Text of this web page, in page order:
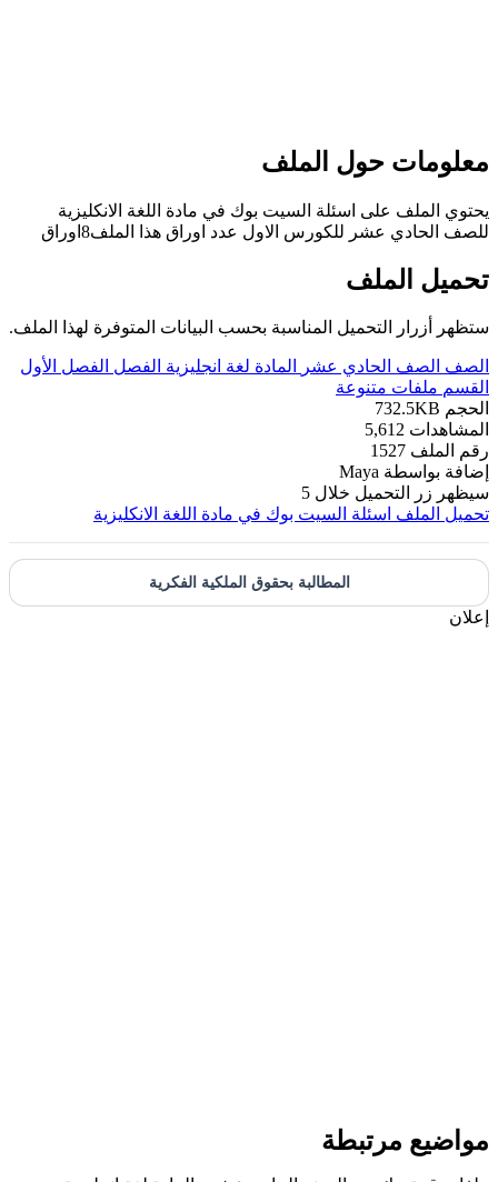
حول الملف
الملف على اسئلة السيت بوك في مادة اللغة الانكليزية
الحادي عشر للكورس الاول عدد اوراق هذا الملف8اوراق
الملف
أزرار التحميل المناسبة بحسب البيانات المتوفرة لهذا الملف.
الصف الحادي عشر المادة لغة انجليزية الفصل الفصل الأول
ملفات متنوعة
732.5KB
5,612
الملف 1527
بواسطة Maya
زر التحميل خلال 5
الملف اسئلة السيت بوك في مادة اللغة الانكليزية
المطالبة بحقوق الملكية الفكرية
مرتبطة